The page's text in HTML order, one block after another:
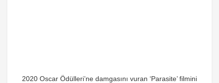
2020 Oscar Ödülleri’ne damgasını vuran ‘Parasite’ filmini